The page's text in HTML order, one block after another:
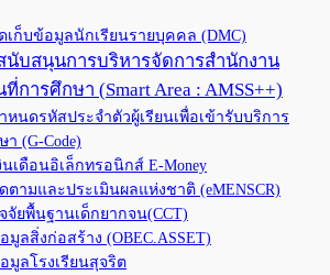
เก็บข้อมูลนักเรียนรายบุคคล (DMC)
นับสนุนการบริหารจัดการสำนักงาน
การศึกษา (Smart Area : AMSS++)
หนดรหัสประจำตัวผู้เรียนเพื่อเข้ารับบริการ
า (G-Code)
นเดือนอิเล็กทรอนิกส์ E-Money
ตามและประเมินผลแห่งชาติ (eMENSCR)
จัยพื้นฐานเด็กยากจน(CCT)
มูลสิ่งก่อสร้าง (OBEC.ASSET)
มูลโรงเรียนสุจริต